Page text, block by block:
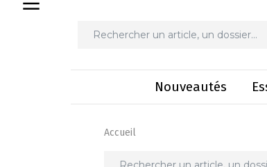
Nouveautés
Accueil